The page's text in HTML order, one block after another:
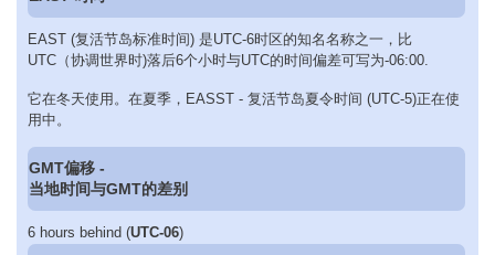
EAST (复活节岛标准时间) 是UTC-6时区的知名名称之一，比
UTC（协调世界时)落后6个小时与UTC的时间偏差可写为-06:00.
它在冬天使用。在夏季，EASST - 复活节岛夏令时间 (UTC-5)正在使
用中。
GMT偏移 -
当地时间与GMT的差别
6 hours behind (UTC-06)